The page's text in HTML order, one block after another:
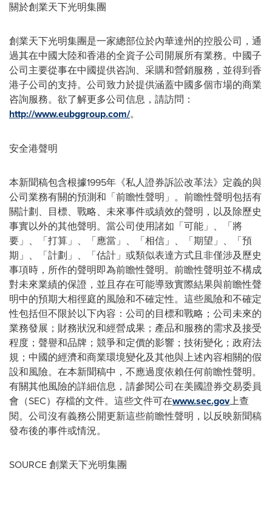
關於創業天下光明集團
創業天下光明集團是一家總部位於內華達州的控股公司，通
過其在中國大陸和香港的全資子公司開展所有業務。中國子
公司主要從事在中國提供咨詢、采購和營銷服務，並得到香
港子公司的支持。公司致力於提供涵蓋中國多個市場的商業
咨詢服務。欲了解更多公司信息，請訪問：
http://www.eubggroup.com/。
安全港聲明
本新聞稿包含根據1995年《私人證券訴訟改革法》定義的與
公司業務有關的預測和「前瞻性聲明」。前瞻性聲明包括有
關計劃、目標、戰略、未來事件或績效的聲明，以及除歷史
事實以外的其他聲明。當公司使用諸如「可能」、「將
要」、「打算」、「應當」、「相信」、「期望」、「預
期」、「計劃」、「估計」或類似表達方式且非僅涉及歷史
事項時，所作的聲明即為前瞻性聲明。前瞻性聲明並不構成
對未來業績的保證，並且存在可能導致實際結果與前瞻性聲
明中的預期大相徑庭的風險和不確定性。這些風險和不確定
性包括但不限於以下內容：公司的目標和戰略；公司未來的
業務發展；財務狀況和經營成果；產品和服務的需求及接受
程度；聲譽和品牌；競爭和定價的影響；技術變化；政府法
規；中國的經濟和商業環境變化及其他與上述內容相關的假
設和風險。在本新聞稿中，不應過度依賴任何前瞻性聲明。
有關其他風險的詳細信息，請參閱公司在美國證券交易委員
會（SEC）存檔的文件。這些文件可在www.sec.gov上查
閱。公司沒有義務公開更新這些前瞻性聲明，以反映新聞稿
發布後的事件或情況。
SOURCE 創業天下光明集團